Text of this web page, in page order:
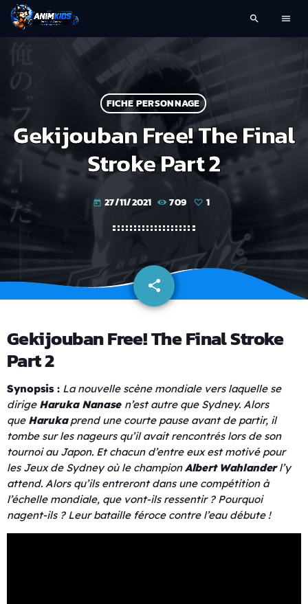
search menu
FICHE PERSONNAGE
Gekijouban Free! The Final
Stroke Part 2
today 27/11/2021 709 1
share
email
Gekijouban Free! The Final Stroke
Part 2
Synopsis : La nouvelle scène mondiale vers laquelle se
dirige Haruka Nanase n’est autre que Sydney. Alors
que Harukaprend une courte pause avant de partir, il
tombe sur les nageurs qu’il avait rencontrés lors de son
tournoi au Japon. Et chacun d’entre eux est motivé pour
les Jeux de Sydney où le championAlbert Wahlanderl’y
attend. Alors qu’ils entreront dans une compétition à
l’échelle mondiale, que vont-ils ressentir ? Pourquoi
nagent-ils ? Leur bataille féroce contre l’eau débute !